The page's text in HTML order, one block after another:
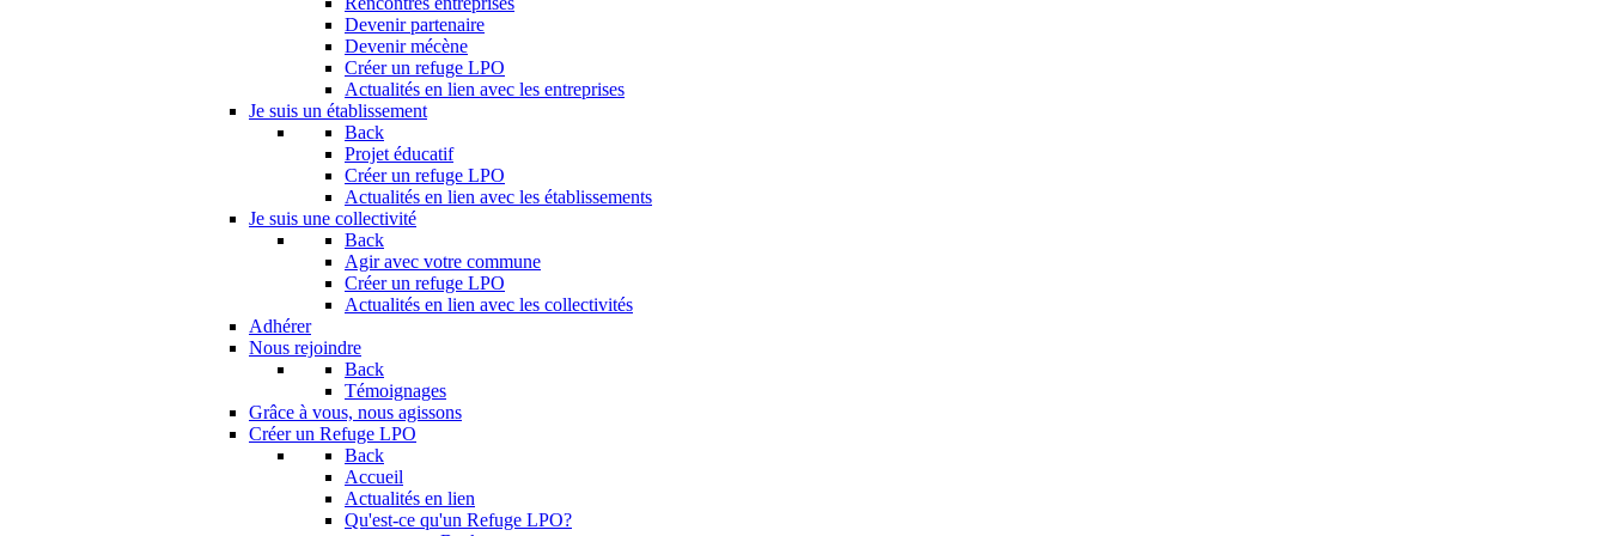
Devenir partenaire
Devenir mécène
Créer un refuge LPO
Actualités en lien avec les entreprises
Je suis un établissement
Back
Projet éducatif
Créer un refuge LPO
Actualités en lien avec les établissements
Je suis une collectivité
Back
Agir avec votre commune
Créer un refuge LPO
Actualités en lien avec les collectivités
Adhérer
Nous rejoindre
Back
Témoignages
Grâce à vous, nous agissons
Créer un Refuge LPO
Back
Accueil
Actualités en lien
Qu'est-ce qu'un Refuge LPO?